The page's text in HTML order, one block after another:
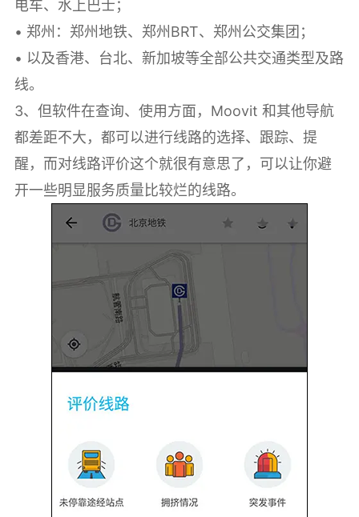
电车、水上巴士；
• 郑州：郑州地铁、郑州BRT、郑州公交集团；
• 以及香港、台北、新加坡等全部公共交通类型及路
线。
3、但软件在查询、使用方面，Moovit 和其他导航
都差距不大，都可以进行线路的选择、跟踪、提
醒，而对线路评价这个就很有意思了，可以让你避
开一些明显服务质量比较烂的线路。